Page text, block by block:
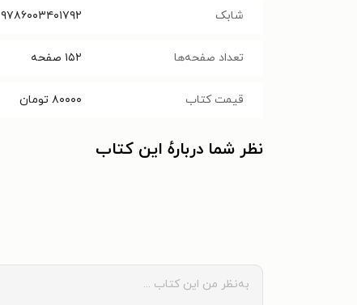
شابک ۹۷۸۶۰۰۳۴۰۱۷۹۲
تعداد صفحه‌ها ۱۵۲ صفحه
قیمت کتاب ۸۰۰۰۰ تومان
نظر شما دربارهٔ این کتاب